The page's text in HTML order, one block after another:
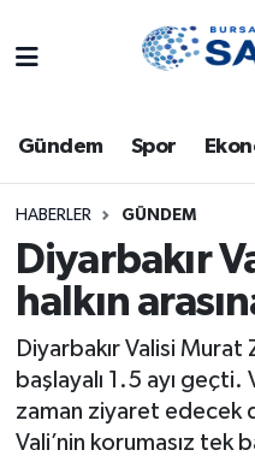
Gündem Spor
HABERLER GÜNDEM
Diyarbakır
halkın
Diyarbakır Valisi
başlayalı 1.5 ayı
zaman ziyaret edecek
Vali’nin korumasız tek
Bursa
Dünya
Eğitim
Ekonomi
Genel
Trafik Durumu
Süper Lig Puan
Tüm Manşetler
Son Dakika
Haber Arşivi